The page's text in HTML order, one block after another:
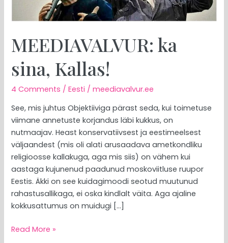
MEEDIAVALVUR: ka
sina, Kallas!
4 Comments /Eesti /meediavalvur.ee
See, mis juhtus Objektiiviga pärast seda, kui toimetuse
viimane annetuste korjandus läbi kukkus, on
nutmaajav. Heast konservatiivsest ja eestimeelsest
väljaandest (mis oli alati arusaadava ametkondliku
religioosse kallakuga, aga mis siis) on vähem kui
aastaga kujunenud paadunud moskoviitluse ruupor
Eestis. Äkki on see kuidagimoodi seotud muutunud
rahastusallikaga, ei oska kindlalt väita. Aga ajaline
kokkusattumus on muidugi […]
Read More »